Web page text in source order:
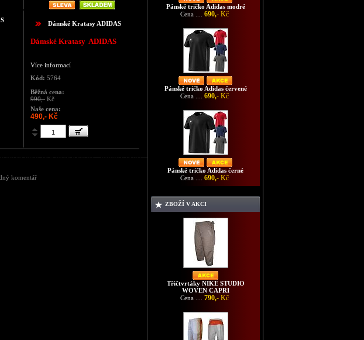
Dámské Kratasy ADIDAS
Dámské Kratasy ADIDAS
Více informací
Kód: 5764
Běžná cena:
990,- Kč
Naše cena:
490,- Kč
ke zboží T8 Pánské Kratasy - modré E19767
komentář
Pánské tričko Adidas modré
Cena .... 690,- Kč
Pánské tričko Adidas červené
Cena .... 690,- Kč
Pánské tričko Adidas černé
Cena .... 690,- Kč
ZBOŽÍ V AKCI
Třičtvrtáky NIKE STUDIO
WOVEN CAPRI
Cena .... 790,- Kč